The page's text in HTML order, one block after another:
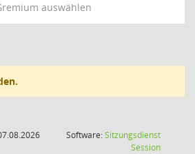
auswählen
Software:Sitzungsdienst
Session(Wird in